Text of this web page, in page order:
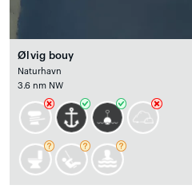
Ølvig bouy
Naturhavn
3.6 nm NW